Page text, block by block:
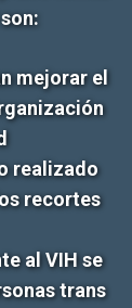
mejorar el
realizado
recortes
al VIH se
trans